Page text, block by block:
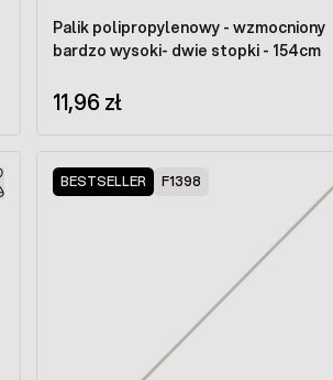
Palik polipropylenowy - wzmocniony
bardzo wysoki- dwie stopki - 154cm
11,96 zł
BESTSELLER F1398